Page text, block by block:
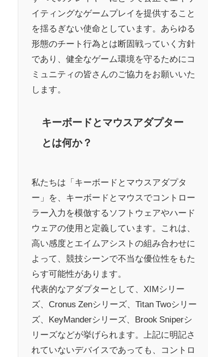
イティングなゲームプレイを提供すること
を揺るぎない使命としています。あらゆる
形態のチート行為とは断固戦っていく方針
であり、健全なゲーム環境を守るためにコ
ミュニティの皆さんのご協力をお願いいた
します。
キーボードとマウスアダプター
とは何か？
私たちは「キーボードとマウスアダプタ
ー」を、キーボードとマウスでコントロー
ラー入力を模倣するソフトウェアやハード
ウェアの使用と定義しています。これは、
高い感度とエイムアシストの組み合わせに
よって、競技シーンで不当な優位性をもた
らす可能性があります。
代表的なアダプターとして、XIMシリー
ズ、Cronus Zenシリーズ、Titan Twoシリー
ズ、KeyManderシリーズ、Brook Sniperシ
リーズなどが挙げられます。上記に明記さ
れていないデバイスであっても、コントロ